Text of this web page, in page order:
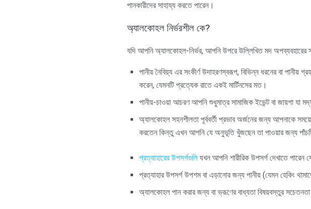
পানকারীদের সাহায্য করতে পারেন।
অ্যালকোহল নির্ভরশীল কে?
যদি আপনি অ্যালকোহল-নির্ভর, আপনি উপরে উল্লিখিত মদ অপব্যবহারের
পানীয় নৈবিয়্য এর সংকীর্ণ উদাহরণস্বরূপ, বিভিন্ন ধরনের বা পানীয়
করেন, যেমনটি প্রত্যেক রাতে একই মার্টিনসের মত।
পানীয়-চাওয়া আচরণ আপনি শুধুমাত্র সামাজিক ইভেন্ট বা জায়গা যা
অ্যালকোহল সহনশীলতা পূর্ববর্তী প্রভাব অর্জনের জন্য আপনাকে
করতেন কিন্তু এখন আপনি যে অনুভূতি খুঁজছেন তা পাওয়ার জন্য
প্রত্যাহারের উপসর্গগুলি যখন আপনি শারীরিক উপসর্গ দেখাতে
প্রত্যাহার উপসর্গ উপশম বা এড়ানোর জন্য পানীয় (যেমন হেকিং
অ্যালকোহল পান করার জন্য বা ভ্রূণের বাধ্যতা বিষয়বস্তুর